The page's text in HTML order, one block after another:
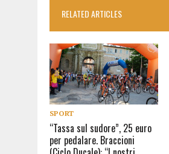
RELATED ARTICLES
SPORT
“Tassa sul sudore”, 25 euro
per pedalare. Braccioni